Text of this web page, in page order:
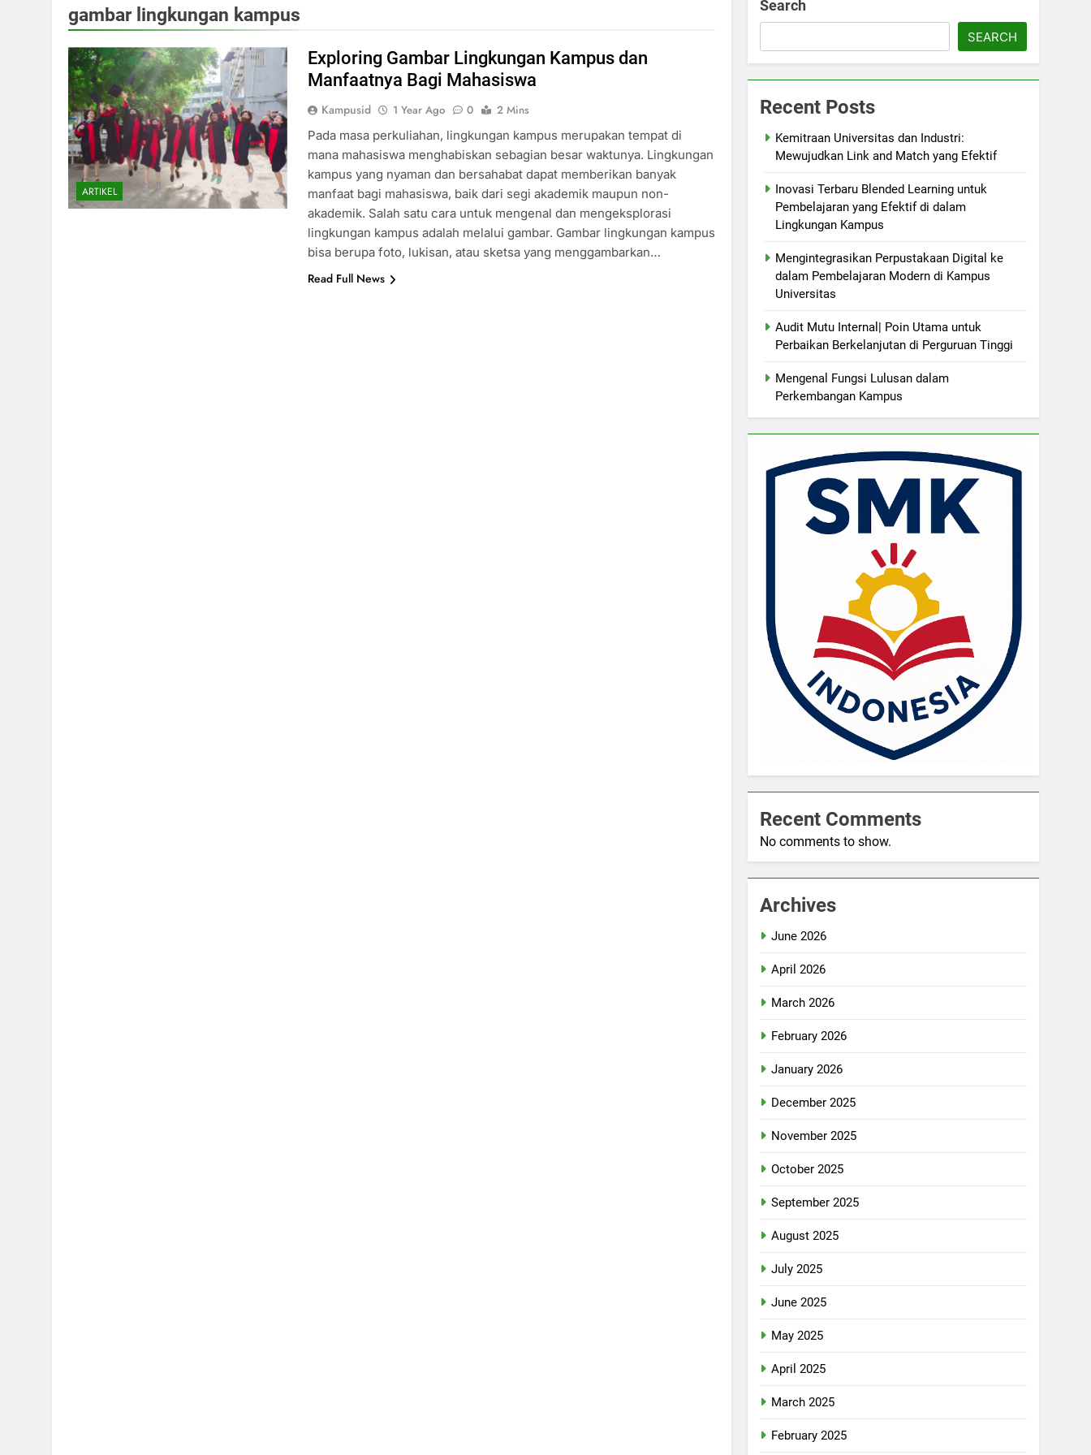
gambar lingkungan kampus
ARTIKEL
Exploring Gambar Lingkungan Kampus dan
Manfaatnya Bagi Mahasiswa
Kampusid 1 Year Ago 0
2 Mins
Pada masa perkuliahan, lingkungan kampus merupakan tempat di
mana mahasiswa menghabiskan sebagian besar waktunya. Lingkungan
kampus yang nyaman dan bersahabat dapat memberikan banyak
manfaat bagi mahasiswa, baik dari segi akademik maupun non-
akademik. Salah satu cara untuk mengenal dan mengeksplorasi
lingkungan kampus adalah melalui gambar. Gambar lingkungan kampus
bisa berupa foto, lukisan, atau sketsa yang menggambarkan…
Read Full News
Search
SEARCH
Recent Posts
Kemitraan Universitas dan Industri:
Mewujudkan Link and Match yang Efektif
Inovasi Terbaru Blended Learning untuk
Pembelajaran yang Efektif di dalam
Lingkungan Kampus
Mengintegrasikan Perpustakaan Digital ke
dalam Pembelajaran Modern di Kampus
Universitas
Audit Mutu Internal| Poin Utama untuk
Perbaikan Berkelanjutan di Perguruan Tinggi
Mengenal Fungsi Lulusan dalam
Perkembangan Kampus
Recent Comments
No comments to show.
Archives
June 2026
April 2026
March 2026
February 2026
January 2026
December 2025
November 2025
October 2025
September 2025
August 2025
July 2025
June 2025
May 2025
April 2025
March 2025
February 2025